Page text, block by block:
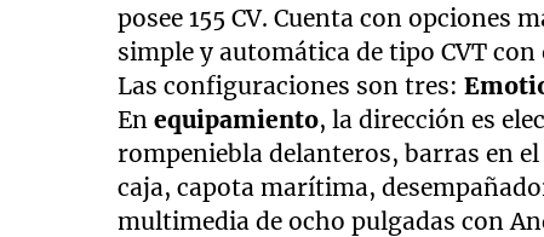
posee 155 CV. Cuenta con opciones
simple y automática de tipo CVT
Las configuraciones son tres:
Enequipamiento, la dirección es
rompeniebla delanteros, barras en
caja, capota marítima,
multimedia de ocho pulgadas con